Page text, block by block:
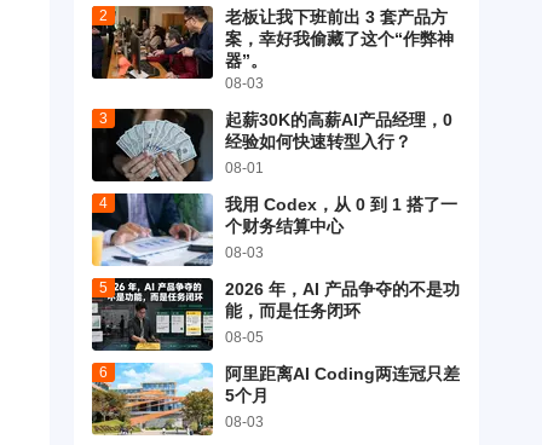
老板让我下班前出 3 套产品方
案，幸好我偷藏了这个“作弊神
器”。
08-03
起薪30K的高薪AI产品经理，0
经验如何快速转型入行？
08-01
我用 Codex，从 0 到 1 搭了一
个财务结算中心
08-03
2026 年，AI 产品争夺的不是功
能，而是任务闭环
08-05
阿里距离AI Coding两连冠只差
5个月
08-03